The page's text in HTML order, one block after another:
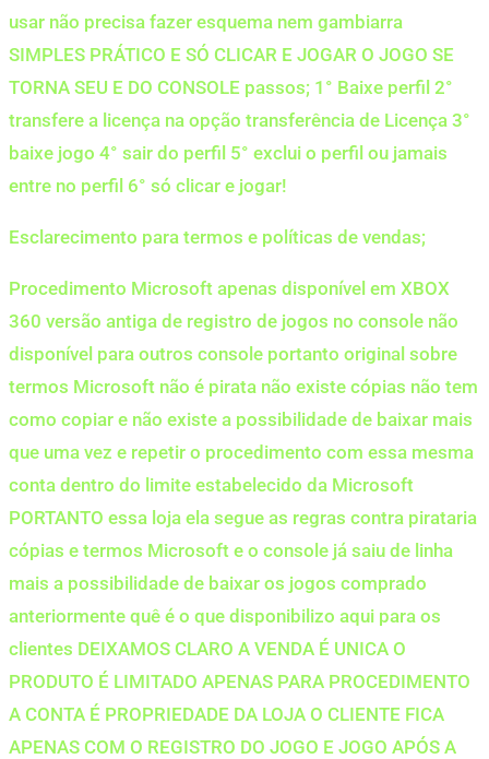
usar não precisa fazer esquema nem gambiarra
SIMPLES PRÁTICO E SÓ CLICAR E JOGAR O JOGO SE
TORNA SEU E DO CONSOLE passos; 1° Baixe perfil 2°
transfere a licença na opção transferência de Licença 3°
baixe jogo 4° sair do perfil 5° exclui o perfil ou jamais
entre no perfil 6° só clicar e jogar!
Esclarecimento para termos e políticas de vendas;
Procedimento Microsoft apenas disponível em XBOX
360 versão antiga de registro de jogos no console não
disponível para outros console portanto original sobre
termos Microsoft não é pirata não existe cópias não tem
como copiar e não existe a possibilidade de baixar mais
que uma vez e repetir o procedimento com essa mesma
conta dentro do limite estabelecido da Microsoft
PORTANTO essa loja ela segue as regras contra pirataria
cópias e termos Microsoft e o console já saiu de linha
mais a possibilidade de baixar os jogos comprado
anteriormente quê é o que disponibilizo aqui para os
clientes DEIXAMOS CLARO A VENDA É UNICA O
PRODUTO É LIMITADO APENAS PARA PROCEDIMENTO
A CONTA É PROPRIEDADE DA LOJA O CLIENTE FICA
APENAS COM O REGISTRO DO JOGO E JOGO APÓS A